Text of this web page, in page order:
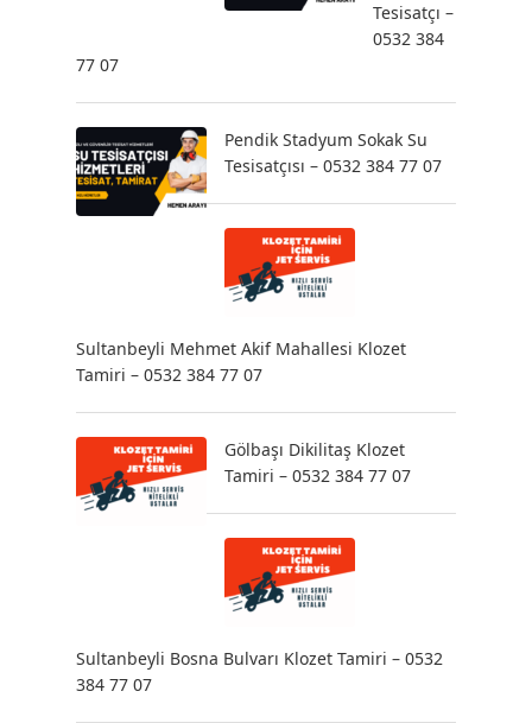
Tesisatçı –
0532 384
77 07
Pendik Stadyum Sokak Su
Tesisatçısı – 0532 384 77 07
Sultanbeyli Mehmet Akif Mahallesi Klozet
Tamiri – 0532 384 77 07
Gölbaşı Dikilitaş Klozet
Tamiri – 0532 384 77 07
Sultanbeyli Bosna Bulvarı Klozet Tamiri – 0532
384 77 07